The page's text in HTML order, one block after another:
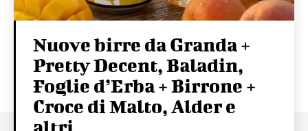
Nuove birre da Granda +
Pretty Decent, Baladin,
Foglie d’Erba + Birrone +
Croce di Malto, Alder e
altri